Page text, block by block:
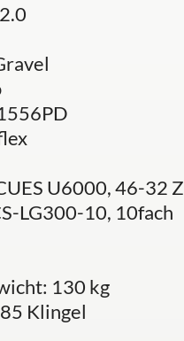
U6000, 46-32
LG300-10, 10fach
130 kg
Klingel